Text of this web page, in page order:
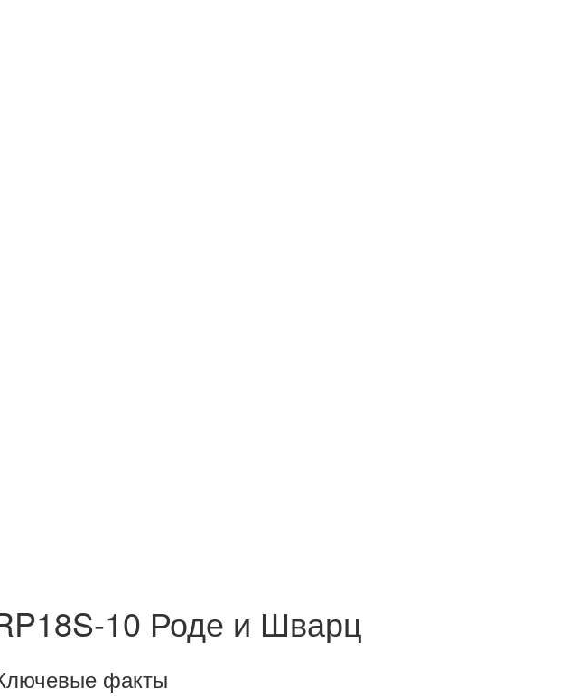
10 Роде и Шварц
факты